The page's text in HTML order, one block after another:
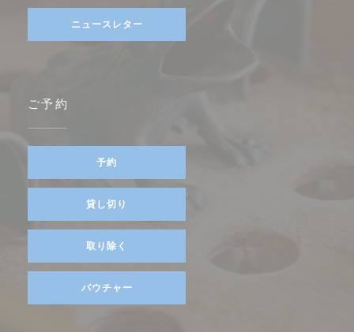
ニュースレター
ご予約
予約
貸し切り
取り除く
バウチャー